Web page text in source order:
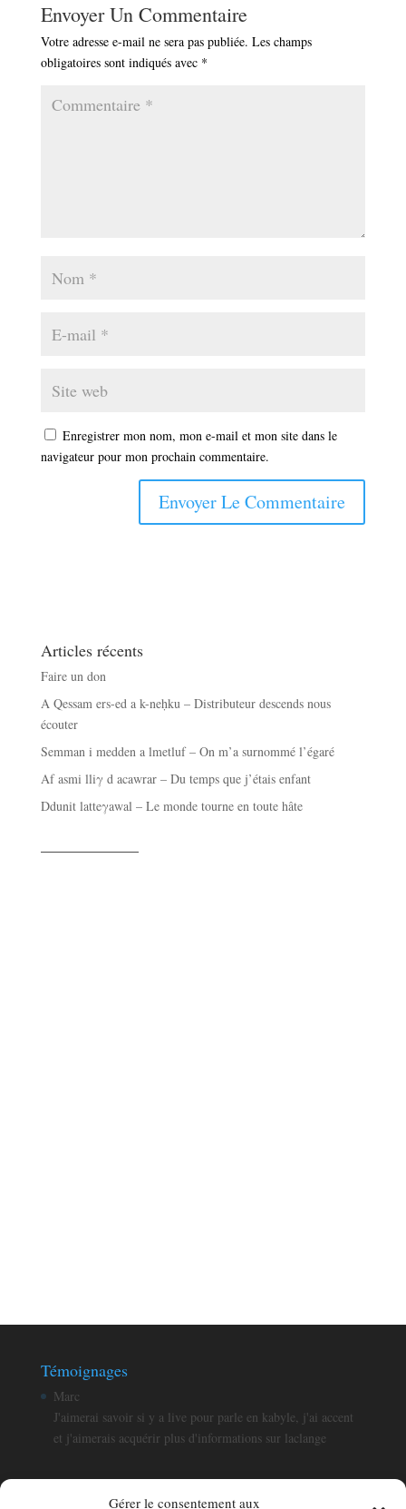
Gérer le consentement aux
Envoyer Un Commentaire
Votre adresse e-mail ne sera pas publiée. Les champs
obligatoires sont indiqués avec *
Enregistrer mon nom, mon e-mail et mon site dans le
navigateur pour mon prochain commentaire.
Articles récents
Faire un don
A Qessam ers-ed a k-neḥku – Distributeur descends nous
écouter
Semman i medden a lmetluf – On m’a surnommé l’égaré
Af asmi lliγ d acawrar – Du temps que j’étais enfant
Ddunit latteγawal – Le monde tourne en toute hâte
——————
Témoignages
Aqjun
Merci beaucoup pour cet excellent site , bravo pour votre
formidable travail!